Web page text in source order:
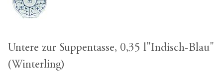
Untere zur Suppentasse, 0,35 l"Indisch-Blau"
(Winterling)